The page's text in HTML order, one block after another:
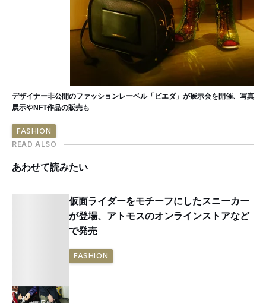
デザイナー非公開のファッションレーベル「ビエダ」が展示会を開催、写真
展示やNFT作品の販売も
FASHION
READ ALSO
あわせて読みたい
仮面ライダーをモチーフにしたスニーカー
が登場、アトモスのオンラインストアなど
で発売
FASHION